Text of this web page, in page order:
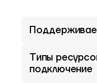
Типы
подключение